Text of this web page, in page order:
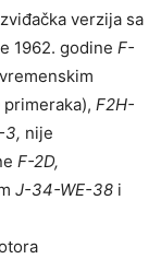
verzija sa
1962. godine F-
primeraka), F2H-
3, nije
F-2D,
J-34-WE-38 i